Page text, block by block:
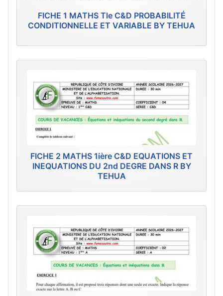
FICHE 1 MATHS Tle C&D PROBABILITÉ
CONDITIONNELLE ET VARIABLE BY TEHUA
FICHE 2 MATHS 1ière C&D EQUATIONS ET
INEQUATIONS DU 2nd DEGRE DANS R BY
TEHUA